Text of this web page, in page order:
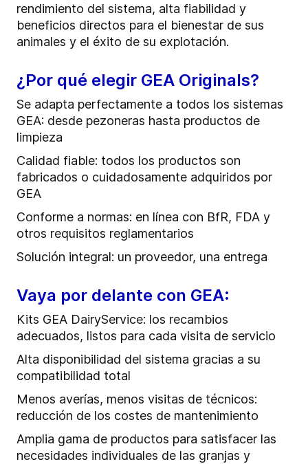
rendimiento del sistema, alta fiabilidad y
beneficios directos para el bienestar de sus
animales y el éxito de su explotación.
¿Por qué elegir GEA Originals?
Se adapta perfectamente a todos los sistemas
GEA: desde pezoneras hasta productos de
limpieza
Calidad fiable: todos los productos son
fabricados o cuidadosamente adquiridos por
GEA
Conforme a normas: en línea con BfR, FDA y
otros requisitos reglamentarios
Solución integral: un proveedor, una entrega
Vaya por delante con GEA:
Kits GEA DairyService: los recambios
adecuados, listos para cada visita de servicio
Alta disponibilidad del sistema gracias a su
compatibilidad total
Menos averías, menos visitas de técnicos:
reducción de los costes de mantenimiento
Amplia gama de productos para satisfacer las
necesidades individuales de las granjas y